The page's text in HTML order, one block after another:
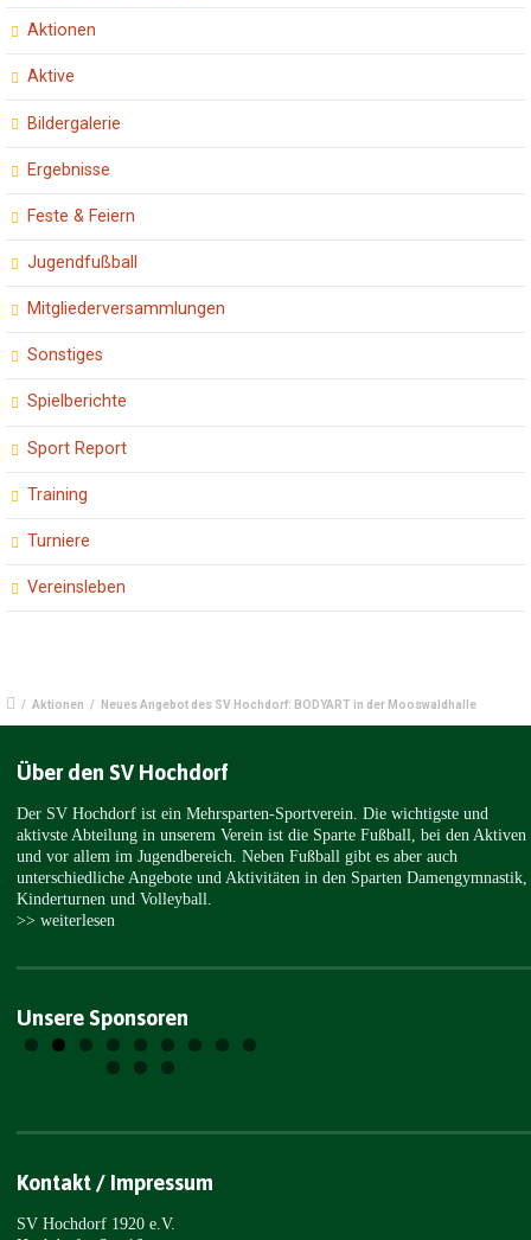
Aktionen
Aktive
Bildergalerie
Ergebnisse
Feste & Feiern
Jugendfußball
Mitgliederversammlungen
Sonstiges
Spielberichte
Sport Report
Training
Turniere
Vereinsleben
/ Aktionen / Neues Angebot des SV Hochdorf: BODYART in der Mooswaldhalle
Über den SV Hochdorf
Der SV Hochdorf ist ein Mehrsparten-Sportverein. Die wichtigste und
aktivste Abteilung in unserem Verein ist die Sparte Fußball, bei den Aktiven
und vor allem im Jugendbereich. Neben Fußball gibt es aber auch
unterschiedliche Angebote und Aktivitäten in den Sparten Damengymnastik,
Kinderturnen und Volleyball.
>> weiterlesen
Unsere Sponsoren
Kontakt / Impressum
SV Hochdorf 1920 e.V.